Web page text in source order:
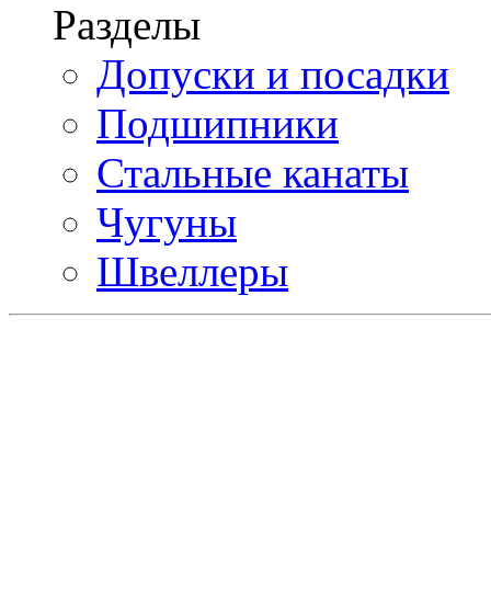
Разделы
Допуски и посадки
Подшипники
Стальные канаты
Чугуны
Швеллеры